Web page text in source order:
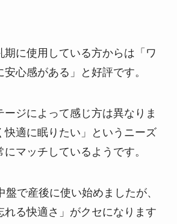
期に使用している方からは「ワ
心感がある」と好評です。
ジによって感じ方は異なりま
快適に眠りたい」というニーズ
マッチしているようです。
で産後に使い始めましたが、
れる快適さ」がクセになります